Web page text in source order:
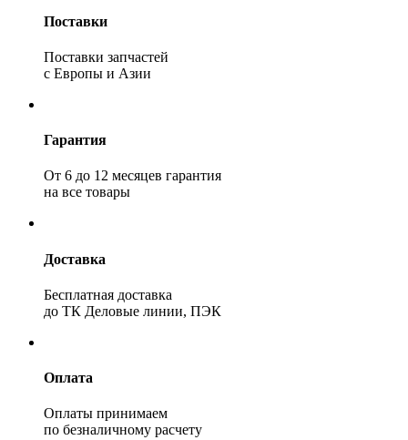
Поставки
Поставки запчастей
с Европы и Азии
Гарантия
От 6 до 12 месяцев гарантия
на все товары
Доставка
Бесплатная доставка
до ТК Деловые линии, ПЭК
Оплата
Оплаты принимаем
по безналичному расчету